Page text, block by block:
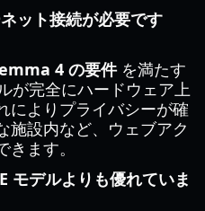
ット接続が必要です
4 の要件を満たす
が完全にハードウェア上
によりプライバシーが確
施設内など、ウェブアク
ます。
モデルよりも優れていま